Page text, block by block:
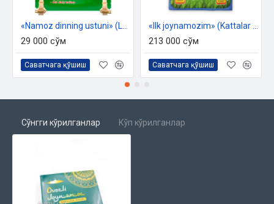
29 000 сўм
Саватчага қўшиш
213 000 сўм
Саватчага қўшиш
Сўнгги кўрилганлар Кўп кўрилганлар